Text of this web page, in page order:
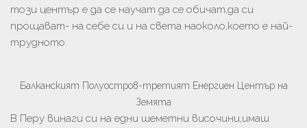
този център е да се научат да се обичат,да си
прощават- на себе си и на света наоколо,което е най-
трудното.
Балканският Полуостров-третият Енергиен Център на
Земята
В Перу винаги си на едни шеметни височини,имаш